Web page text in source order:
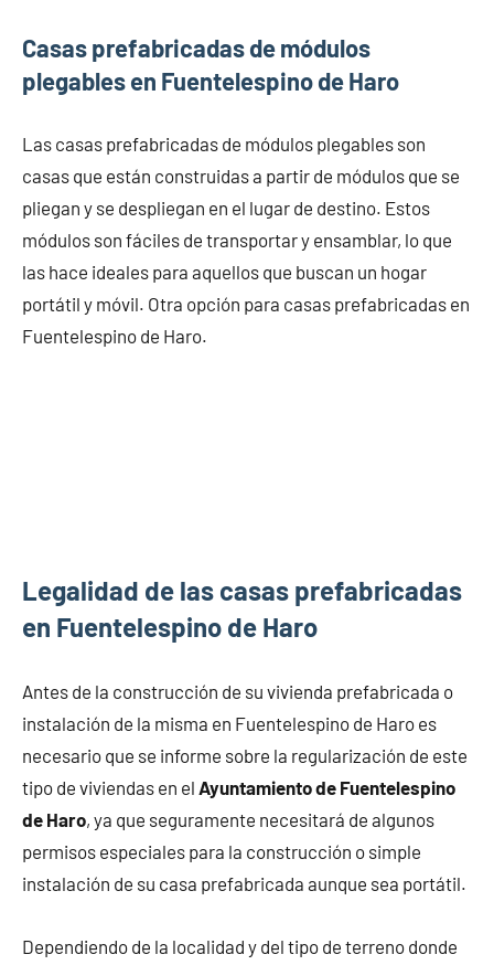
Casas prefabricadas de módulos
plegables en Fuentelespino de Haro
Las casas prefabricadas de módulos plegables son
casas que están construidas a partir de módulos que se
pliegan y se despliegan en el lugar de destino. Estos
módulos son fáciles de transportar y ensamblar, lo que
las hace ideales para aquellos que buscan un hogar
portátil y móvil. Otra opción para casas prefabricadas en
Fuentelespino de Haro.
Legalidad de las casas prefabricadas
en Fuentelespino de Haro
Antes de la construcción de su vivienda prefabricada o
instalación de la misma en Fuentelespino de Haro es
necesario que se informe sobre la regularización de este
tipo de viviendas en el Ayuntamiento de Fuentelespino
de Haro, ya que seguramente necesitará de algunos
permisos especiales para la construcción o simple
instalación de su casa prefabricada aunque sea portátil.
Dependiendo de la localidad y del tipo de terreno donde